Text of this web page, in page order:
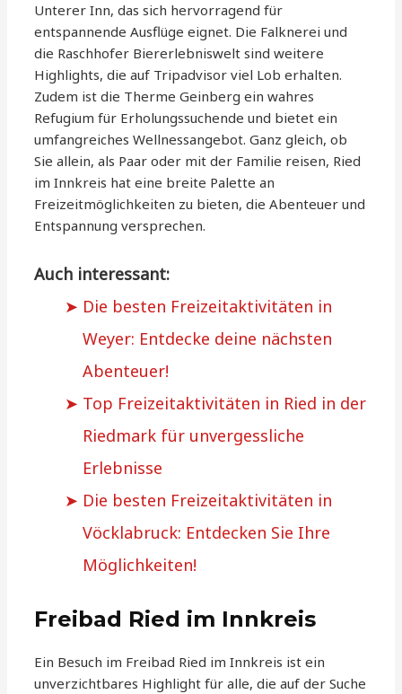
Unterer Inn, das sich hervorragend für
entspannende Ausflüge eignet. Die Falknerei und
die Raschhofer Biererlebniswelt sind weitere
Highlights, die auf Tripadvisor viel Lob erhalten.
Zudem ist die Therme Geinberg ein wahres
Refugium für Erholungssuchende und bietet ein
umfangreiches Wellnessangebot. Ganz gleich, ob
Sie allein, als Paar oder mit der Familie reisen, Ried
im Innkreis hat eine breite Palette an
Freizeitmöglichkeiten zu bieten, die Abenteuer und
Entspannung versprechen.
Auch interessant:
Die besten Freizeitaktivitäten in
Weyer: Entdecke deine nächsten
Abenteuer!
Top Freizeitaktivitäten in Ried in der
Riedmark für unvergessliche
Erlebnisse
Die besten Freizeitaktivitäten in
Vöcklabruck: Entdecken Sie Ihre
Möglichkeiten!
Freibad Ried im Innkreis
Ein Besuch im Freibad Ried im Innkreis ist ein
unverzichtbares Highlight für alle, die auf der Suche